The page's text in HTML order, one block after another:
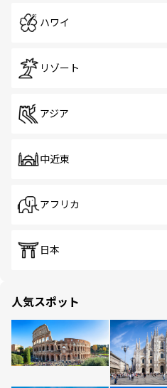
ハワイ
リゾート
アジア
中近東
アフリカ
日本
人気スポット